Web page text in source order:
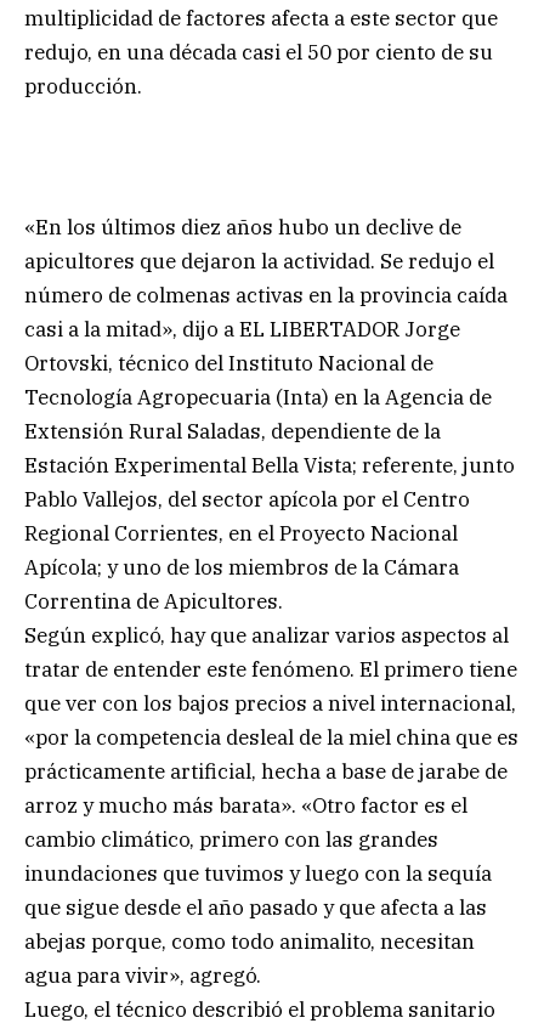
multiplicidad de factores afecta a este sector que
redujo, en una década casi el 50 por ciento de su
producción.
«En los últimos diez años hubo un declive de
apicultores que dejaron la actividad. Se redujo el
número de colmenas activas en la provincia caída
casi a la mitad», dijo a EL LIBERTADOR Jorge
Ortovski, técnico del Instituto Nacional de
Tecnología Agropecuaria (Inta) en la Agencia de
Extensión Rural Saladas, dependiente de la
Estación Experimental Bella Vista; referente, junto
Pablo Vallejos, del sector apícola por el Centro
Regional Corrientes, en el Proyecto Nacional
Apícola; y uno de los miembros de la Cámara
Correntina de Apicultores.
Según explicó, hay que analizar varios aspectos al
tratar de entender este fenómeno. El primero tiene
que ver con los bajos precios a nivel internacional,
«por la competencia desleal de la miel china que es
prácticamente artificial, hecha a base de jarabe de
arroz y mucho más barata». «Otro factor es el
cambio climático, primero con las grandes
inundaciones que tuvimos y luego con la sequía
que sigue desde el año pasado y que afecta a las
abejas porque, como todo animalito, necesitan
agua para vivir», agregó.
Luego, el técnico describió el problema sanitario